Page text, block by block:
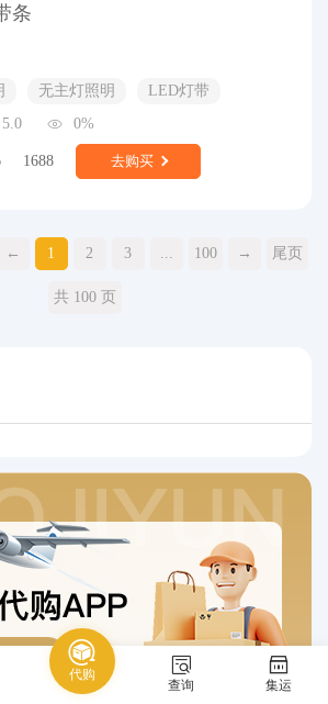
代购
查询 集运
条
无主灯照明
LED灯带
5.0 0%
1688 去购买
← 1 2 3 100 → 尾页
共 100 页